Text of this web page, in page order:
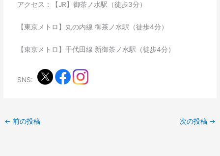
アクセス：【JR】御茶ノ水駅（徒歩3分）
【東京メトロ】丸の内線 御茶ノ水駅（徒歩4分）
【東京メトロ】千代田線 新御茶ノ水駅（徒歩4分）
SNS:
← 前の投稿 次の投稿 →